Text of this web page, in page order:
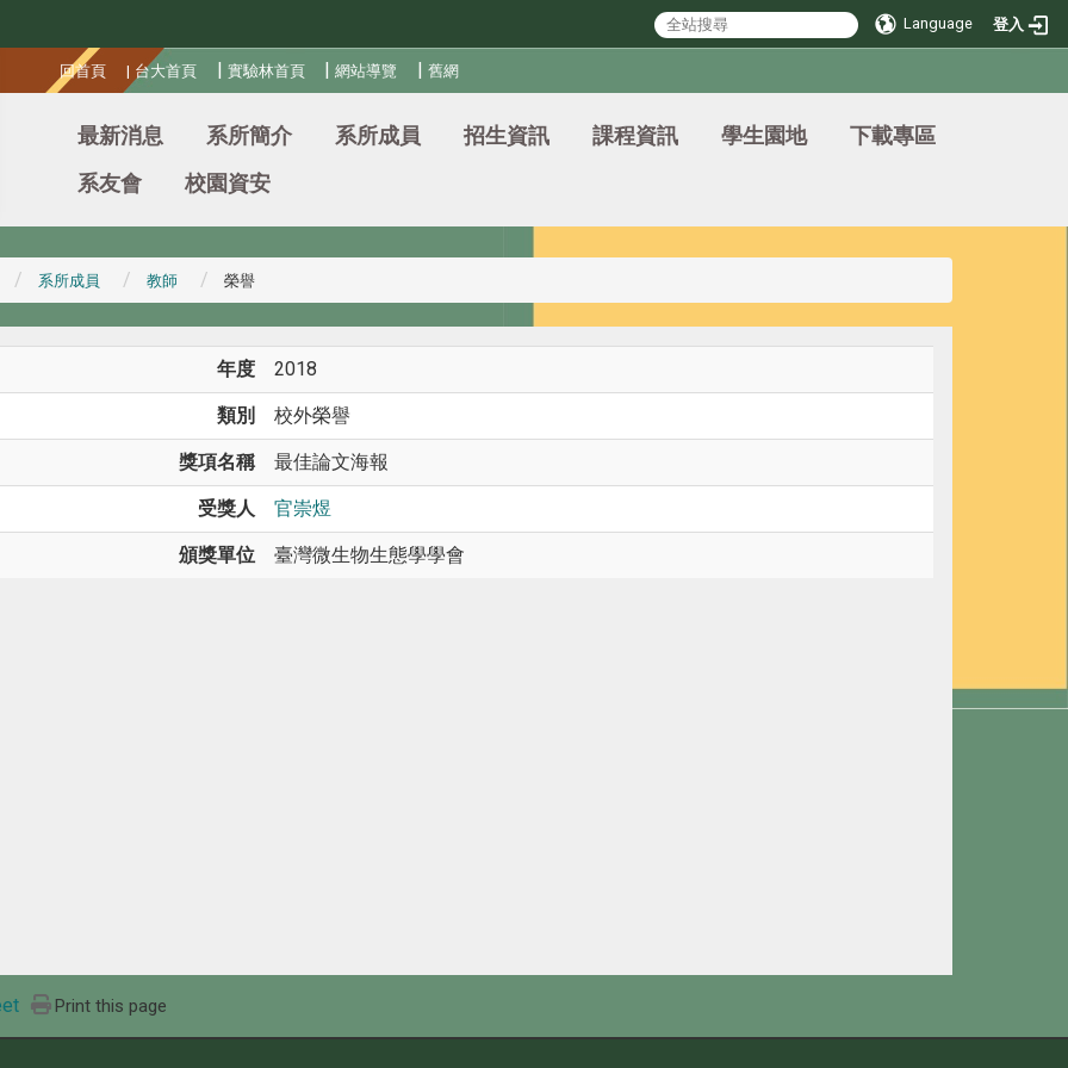
Language 登入
回首頁 | 台大首頁 | 實驗林首頁 |網站導覽 |舊網
最新消息 系所簡介 系所成員 招生資訊 課程資訊 學生園地
下載專區
系友會
校園資安
系所成員 教師 榮譽
年度 2018
類別 校外榮譽
獎項名稱 最佳論文海報
受獎人 官崇煜
頒獎單位 臺灣微生物生態學學會
Print this page